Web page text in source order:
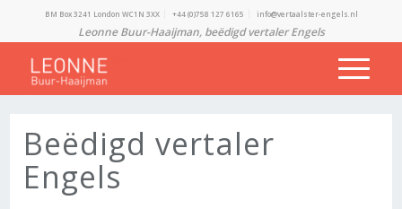
BM Box 3241 London WC1N 3XX +44 (0)758 127 6165 info@vertaalster-engels.nl
Leonne Buur-Haaijman, beëdigd vertaler Engels
Beëdigd vertaler
Engels